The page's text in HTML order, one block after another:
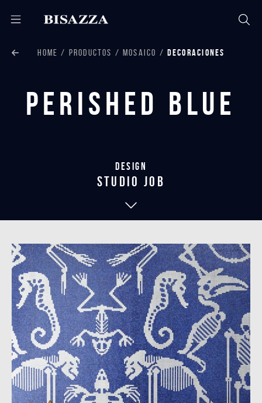
HOME PRODUCTOS MOSAICO DECORACIONES
Perished Blue
Design
studio job